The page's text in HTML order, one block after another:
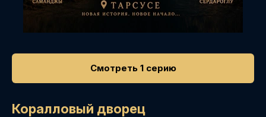
Смотреть 1 серию
Коралловый дворец